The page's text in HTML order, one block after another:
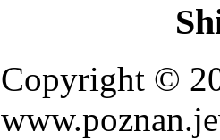
Copyright ©